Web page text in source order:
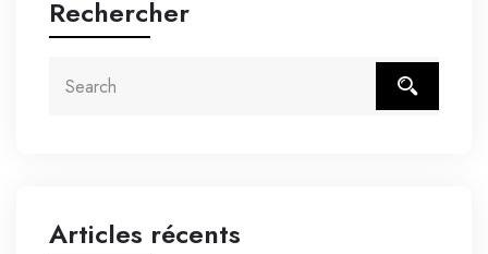
Rechercher
Articles récents